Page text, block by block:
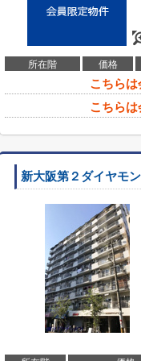
所在階 価格
こちら
こちら
新大阪第２ダイヤモ